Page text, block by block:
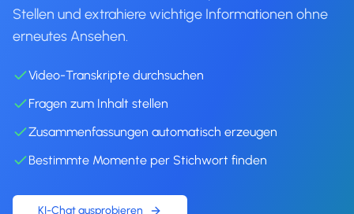
Stellen und extrahiere wichtige Informationen ohne
erneutes Ansehen.
Video-Transkripte durchsuchen
Fragen zum Inhalt stellen
Zusammenfassungen automatisch erzeugen
Bestimmte Momente per Stichwort finden
KI-Chat ausprobieren